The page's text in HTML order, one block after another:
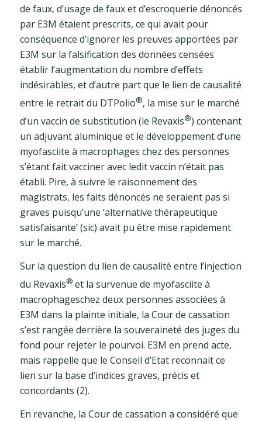
de faux, d’usage de faux et d’escroquerie dénoncés
par E3M étaient prescrits, ce qui avait pour
conséquence d’ignorer les preuves apportées par
E3M sur la falsification des données censées
établir l’augmentation du nombre d’effets
indésirables, et d’autre part que le lien de causalité
entre le retrait du DTPolio®, la mise sur le marché
d’un vaccin de substitution (le Revaxis®) contenant
un adjuvant aluminique et le développement d’une
myofasciite à macrophages chez des personnes
s’étant fait vacciner avec ledit vaccin n’était pas
établi. Pire, à suivre le raisonnement des
magistrats, les faits dénoncés ne seraient pas si
graves puisqu’une ‘alternative thérapeutique
satisfaisante’ (sic) avait pu être mise rapidement
sur le marché.
Sur la question du lien de causalité entre l’injection
du Revaxis® et la survenue de myofasciite à
macrophageschez deux personnes associées à
E3M dans la plainte initiale, la Cour de cassation
s’est rangée derrière la souveraineté des juges du
fond pour rejeter le pourvoi. E3M en prend acte,
mais rappelle que le Conseil d’Etat reconnait ce
lien sur la base d’indices graves, précis et
concordants (2).
En revanche, la Cour de cassation a considéré que